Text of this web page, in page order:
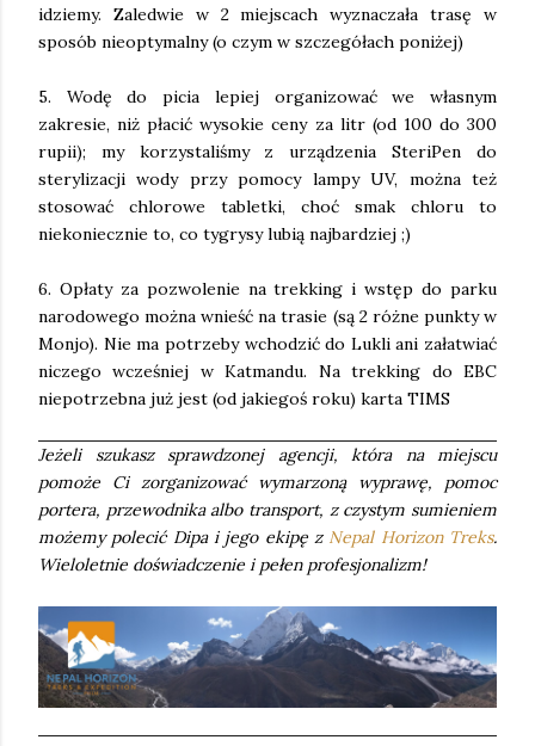
idziemy. Zaledwie w 2 miejscach wyznaczała trasę w
sposób nieoptymalny (o czym w szczegółach poniżej)
5. Wodę do picia lepiej organizować we własnym
zakresie, niż płacić wysokie ceny za litr (od 100 do 300
rupii); my korzystaliśmy z urządzenia SteriPen do
sterylizacji wody przy pomocy lampy UV, można też
stosować chlorowe tabletki, choć smak chloru to
niekoniecznie to, co tygrysy lubią najbardziej ;)
6. Opłaty za pozwolenie na trekking i wstęp do parku
narodowego można wnieść na trasie (są 2 różne punkty w
Monjo). Nie ma potrzeby wchodzić do Lukli ani załatwiać
niczego wcześniej w Katmandu. Na trekking do EBC
niepotrzebna już jest (od jakiegoś roku) karta TIMS
Jeżeli szukasz sprawdzonej agencji, która na miejscu
pomoże Ci zorganizować wymarzoną wyprawę, pomoc
portera, przewodnika albo transport, z czystym sumieniem
możemy polecić Dipa i jego ekipę z Nepal Horizon Treks.
Wieloletnie doświadczenie i pełen profesjonalizm!